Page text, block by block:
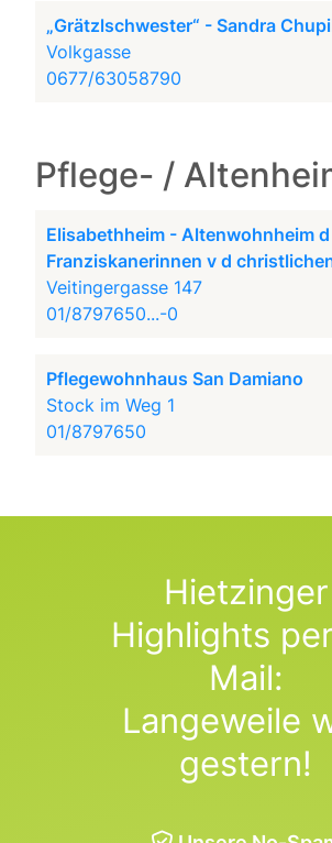
„Grätzlschwester“ - Sandra
Volkgasse
0677/63058790
Pflege- /
Elisabethheim - Altenwohnheim d
Franziskanerinnen v d
Veitingergasse 147
01/8797650...-0
Pflegewohnhaus San Damiano
Stock im Weg 1
01/8797650
Hietzinger
Highlights
Mail:
Langeweile
gestern!